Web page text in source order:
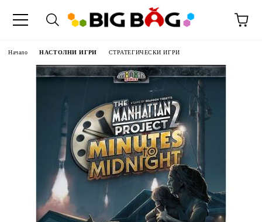
Начало НАСТОЛНИ ИГРИ СТРАТЕГИЧЕСКИ ИГРИ